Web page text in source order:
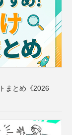
まとめ《2026